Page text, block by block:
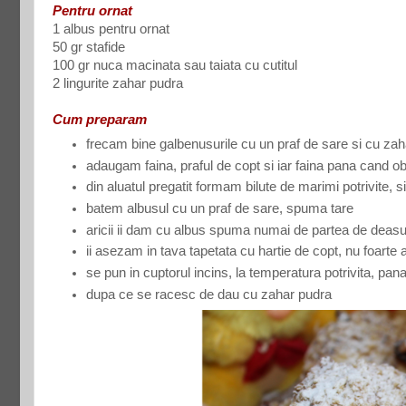
Pentru ornat
1 albus pentru ornat
50 gr stafide
100 gr nuca macinata sau taiata cu cutitul
2 lingurite zahar pudra
Cum preparam
frecam bine galbenusurile cu un praf de sare si cu
adaugam faina, praful de copt si iar faina pana cand
din aluatul pregatit formam bilute de marimi potrivite,
batem albusul cu un praf de sare, spuma tare
aricii ii dam cu albus spuma numai de partea de
ii asezam in tava tapetata cu hartie de copt, nu foarte
se pun in cuptorul incins, la temperatura potrivita,
dupa ce se racesc de dau cu zahar pudra